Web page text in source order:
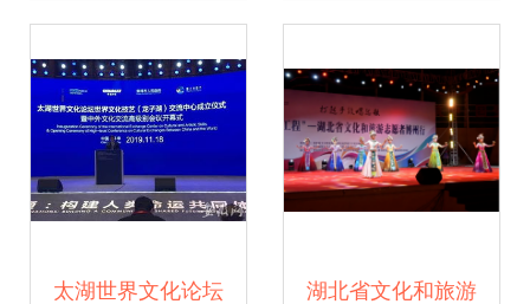
太湖世界文化论坛 湖北省文化和旅游